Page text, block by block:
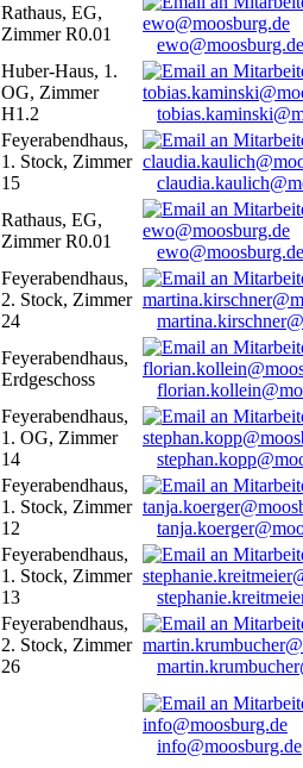
Rathaus, EG,
Zimmer R0.01
ewo@moosburg.de
Huber-Haus, 1.
OG, Zimmer
H1.2
Feyerabendhaus,
1. Stock, Zimmer
15
Rathaus, EG,
Zimmer R0.01
ewo@moosburg.de
Feyerabendhaus,
2. Stock, Zimmer
24
Feyerabendhaus,
Erdgeschoss
Feyerabendhaus,
1. OG, Zimmer
14
Feyerabendhaus,
1. Stock, Zimmer
12
Feyerabendhaus,
1. Stock, Zimmer
13
Feyerabendhaus,
2. Stock, Zimmer
26
info@moosburg.de